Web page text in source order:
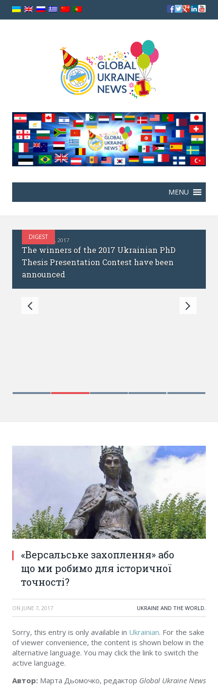
DIGEST
OCTOBER 12, 2017
The winners of the 2017 Ukrainian PhD
Thesis Presentation Contest have been
announced
«Версальське захоплення» або
що ми робимо для історичної
точності?
ON JUNE 7, 2017 UKRAINE AND THE WORLD,
Sorry, this entry is only available in Ukrainian. For the sake
of viewer convenience, the content is shown below in the
alternative language. You may click the link to switch the
active language.
Автор: Марта Дьомочко, редактор Global Ukraine News